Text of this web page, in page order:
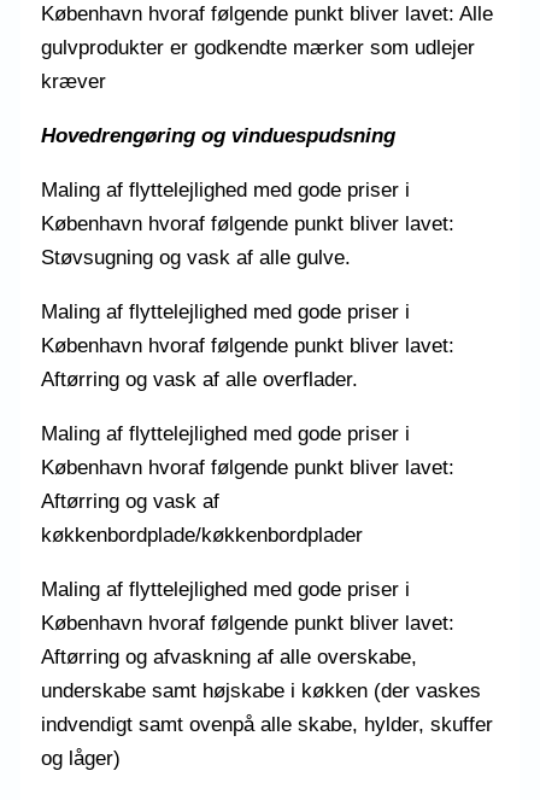
København hvoraf følgende punkt bliver lavet: Alle
gulvprodukter er godkendte mærker som udlejer
kræver
Hovedrengøring og vinduespudsning
Maling af flyttelejlighed med gode priser i
København hvoraf følgende punkt bliver lavet:
Støvsugning og vask af alle gulve.
Maling af flyttelejlighed med gode priser i
København hvoraf følgende punkt bliver lavet:
Aftørring og vask af alle overflader.
Maling af flyttelejlighed med gode priser i
København hvoraf følgende punkt bliver lavet:
Aftørring og vask af
køkkenbordplade/køkkenbordplader
Maling af flyttelejlighed med gode priser i
København hvoraf følgende punkt bliver lavet:
Aftørring og afvaskning af alle overskabe,
underskabe samt højskabe i køkken (der vaskes
indvendigt samt ovenpå alle skabe, hylder, skuffer
og låger)